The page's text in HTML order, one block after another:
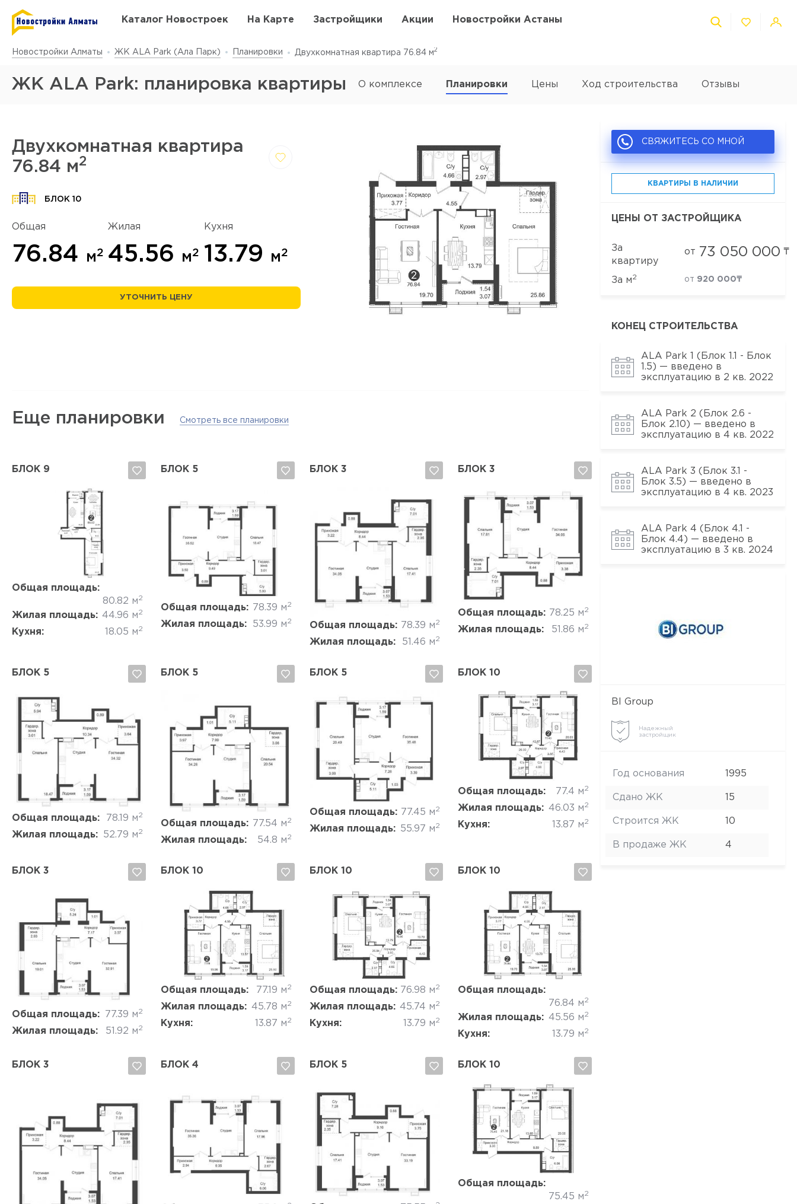
Каталог Новостроек На Карте Застройщики Акции Новостройки Астаны
Новостройки Алматы ЖК ALA Park (Ала Парк) Планировки Двухкомнатная квартира 76.84 м2
ЖК ALA Park: планировка квартиры О комплексе Планировки Цены Ход строительства Отзывы
Двухкомнатная квартира
76.84 м2
БЛОК 10
Общая
76.84 м2
Жилая
45.56 м2
Кухня
13.79 м2
УТОЧНИТЬ ЦЕНУ
Еще планировки Смотреть все планировки
БЛОК 9
Общая площадь:
80.82 м2
Жилая площадь: 44.96 м2
Кухня: 18.05 м2
Отмена
БЛОК 5
Общая площадь: 78.39 м2
Жилая площадь: 53.99 м2
Да, удалить
БЛОК 3
Общая площадь: 78.39 м2
Жилая площадь: 51.46 м2
БЛОК 3
Общая площадь: 78.25 м2
Жилая площадь: 51.86 м2
Отмена
БЛОК 5
Общая площадь: 78.19 м2
Жилая площадь: 52.79 м2
БЛОК 5
Общая площадь: 77.54 м2
Жилая площадь: 54.8 м2
БЛОК 5
Общая площадь: 77.45 м2
Жилая площадь: 55.97 м2
Отмена
БЛОК 10
Общая площадь: 77.4 м2
Жилая площадь: 46.03 м2
Кухня: 13.87 м2
Да, удалить Отмена
БЛОК 3
Общая площадь: 77.39 м2
Жилая площадь: 51.92 м2
Да, удалить
БЛОК 10
Общая площадь: 77.19 м2
Жилая площадь: 45.78 м2
Кухня: 13.87 м2
Да, удалить Отмена
БЛОК 10
Общая площадь: 76.98 м2
Жилая площадь: 45.74 м2
Кухня: 13.79 м2
Да, удалить Отмена
БЛОК 10
Общая площадь:
76.84 м2
Жилая площадь: 45.56 м2
Кухня: 13.79 м2
Да, удалить Отмена
БЛОК 3 БЛОК 4
Да, удалить
БЛОК 5 БЛОК 10
Общая площадь:
75.45 м2
СВЯЖИТЕСЬ СО МНОЙ
КВАРТИРЫ В НАЛИЧИИ
ЦЕНЫ ОТ ЗАСТРОЙЩИКА
За
квартиру
от 73 050 000 ₸
За м2 от 920 000₸
КОНЕЦ СТРОИТЕЛЬСТВА
ALA Park 1 (Блок 1.1 - Блок
1.5) — введено в
эксплуатацию в 2 кв. 2022
ALA Park 2 (Блок 2.6 -
Блок 2.10) — введено в
эксплуатацию в 4 кв. 2022
ALA Park 3 (Блок 3.1 -
Блок 3.5) — введено в
эксплуатацию в 4 кв. 2023
ALA Park 4 (Блок 4.1 -
Блок 4.4) — введено в
эксплуатацию в 3 кв. 2024
BI Group
Надежный
застройщик
Год основания 1995
Сдано ЖК 15
Строится ЖК 10
В продаже ЖК 4